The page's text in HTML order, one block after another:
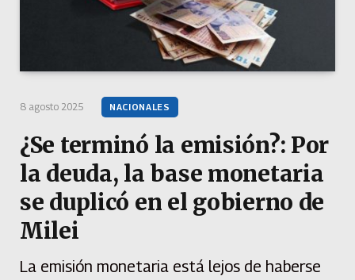
8 agosto 2025 NACIONALES
¿Se terminó la emisión?: Por
la deuda, la base monetaria
se duplicó en el gobierno de
Milei
La emisión monetaria está lejos de haberse